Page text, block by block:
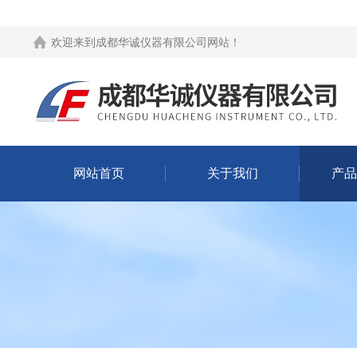
欢迎来到 成都华诚仪器有限公司网站 ！
网站首页 关于我们 产